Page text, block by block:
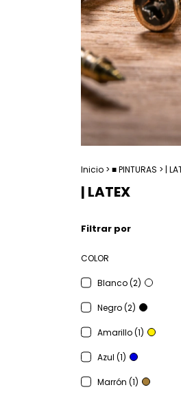
Inicio > ■ PINTURAS > |
| LATEX
Filtrar por
COLOR
Blanco (2)
Negro (2)
Amarillo (1)
Azul (1)
Marrón (1)